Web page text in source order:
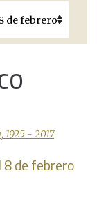
1925 - 2017
8 de febrero